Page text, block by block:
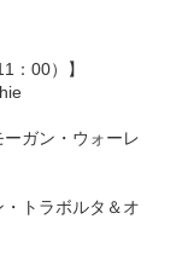
：00）】
ガン・ウォーレ
トラボルタ＆オ